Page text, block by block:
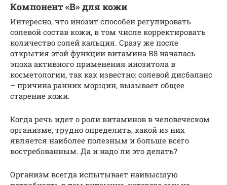
Компонент «В» для кожи
Интересно, что инозит способен регулировать
солевой состав кожи, в том числе корректировать
количество солей кальция. Сразу же после
открытия этой функции витамина В8 началась
эпоха активного применения инозитола в
косметологии, так как известно: солевой дисбаланс
– причина ранних морщин, вызывает общее
старение кожи.
Когда речь идет о роли витаминов в человеческом
организме, трудно определить, какой из них
является наиболее полезным и больше всего
востребованным. Да и надо ли это делать?
Организм всегда испытывает наивысшую